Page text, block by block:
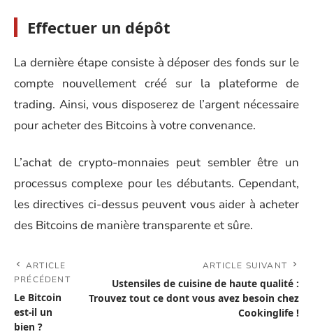
Effectuer un dépôt
La dernière étape consiste à déposer des fonds sur le
compte nouvellement créé sur la plateforme de
trading. Ainsi, vous disposerez de l’argent nécessaire
pour acheter des Bitcoins à votre convenance.
L’achat de crypto-monnaies peut sembler être un
processus complexe pour les débutants. Cependant,
les directives ci-dessus peuvent vous aider à acheter
des Bitcoins de manière transparente et sûre.
ARTICLE
PRÉCÉDENT
Le Bitcoin
est-il un
bien ?
ARTICLE SUIVANT
Ustensiles de cuisine de haute qualité :
Trouvez tout ce dont vous avez besoin chez
Cookinglife !